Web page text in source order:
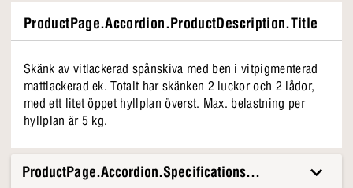
ProductPage.Accordion.ProductDescription.Title
Skänk av vitlackerad spånskiva med ben i vitpigmenterad
mattlackerad ek. Totalt har skänken 2 luckor och 2 lådor,
med ett litet öppet hyllplan överst. Max. belastning per
hyllplan är 5 kg.
ProductPage.Accordion.Specifications.Title